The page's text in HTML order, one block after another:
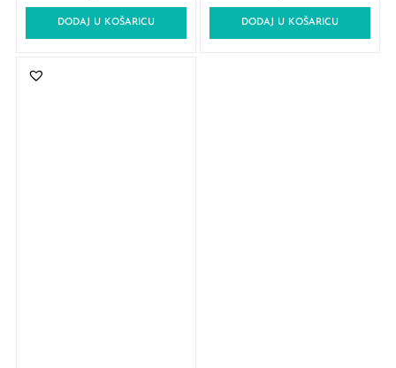
DODAJ U KOŠARICU DODAJ U KOŠARICU